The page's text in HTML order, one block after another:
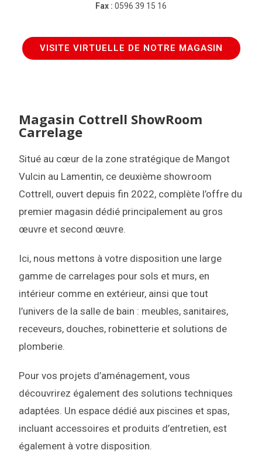
Fax : 0596 39 15 16
VISITE VIRTUELLE DE NOTRE MAGASIN
Magasin Cottrell ShowRoom
Carrelage
Situé au cœur de la zone stratégique de Mangot
Vulcin au Lamentin, ce deuxième showroom
Cottrell, ouvert depuis fin 2022, complète l’offre du
premier magasin dédié principalement au gros
œuvre et second œuvre.
Ici, nous mettons à votre disposition une large
gamme de carrelages pour sols et murs, en
intérieur comme en extérieur, ainsi que tout
l’univers de la salle de bain : meubles, sanitaires,
receveurs, douches, robinetterie et solutions de
plomberie.
Pour vos projets d’aménagement, vous
découvrirez également des solutions techniques
adaptées. Un espace dédié aux piscines et spas,
incluant accessoires et produits d’entretien, est
également à votre disposition.